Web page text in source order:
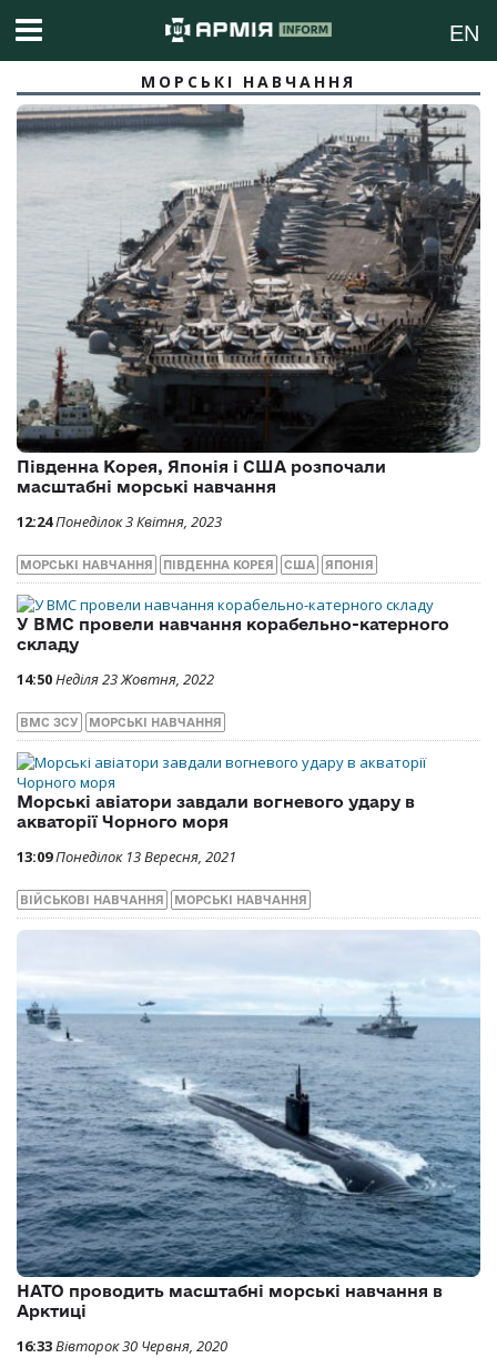
EN
МОРСЬКІ НАВЧАННЯ
Південна Корея, Японія і США розпочали
масштабні морські навчання
12:24Понеділок 3 Квітня, 2023
МОРСЬКІ НАВЧАННЯ ПІВДЕННА КОРЕЯ США ЯПОНІЯ
У ВМС провели навчання корабельно-катерного
складу
14:50Неділя 23 Жовтня, 2022
ВМС ЗСУ МОРСЬКІ НАВЧАННЯ
Морські авіатори завдали вогневого удару в
акваторії Чорного моря
13:09Понеділок 13 Вересня, 2021
ВІЙСЬКОВІ НАВЧАННЯ МОРСЬКІ НАВЧАННЯ
НАТО проводить масштабні морські навчання в
Арктиці
16:33Вівторок 30 Червня, 2020